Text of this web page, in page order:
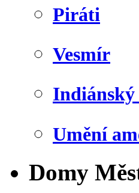
Piráti
Vesmír
Umění
Domy